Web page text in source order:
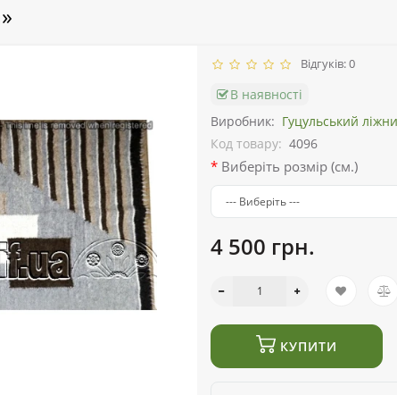
Відгуків: 0
В наявності
Виробник: Гуцульський
Код товару: 4096
Виберіть розмір (см.)
4 500 грн.
КУПИТИ